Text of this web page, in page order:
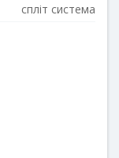
спліт система